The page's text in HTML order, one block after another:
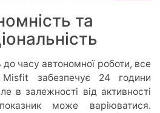
та
часу автономної роботи, все
Misfit забезпечує 24 години
в залежності від активності
може варіюватися.